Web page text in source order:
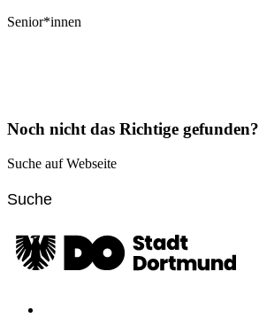
Senior*innen
Noch nicht das Richtige gefunden?
Suche auf Webseite